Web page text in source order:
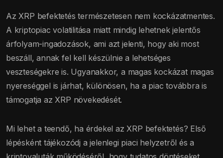
Az XRP befektetés természetesen nem kockázatmentes.
A kriptopiac volatilitása miatt mindig lehetnek jelentős
árfolyam-ingadozások, ami azt jelenti, hogy aki most
beszáll, annak fel kell készülnie a lehetséges
veszteségekre is. Ugyanakkor, a magas kockázat magas
nyereséggel is járhat, különösen, ha a piac továbbra is
támogatja az XRP növekedését.
Mi lehet a teendő, ha érdekel az XRP befektetés? Első
lépésként tájékozódj a jelenlegi piaci helyzetről és a